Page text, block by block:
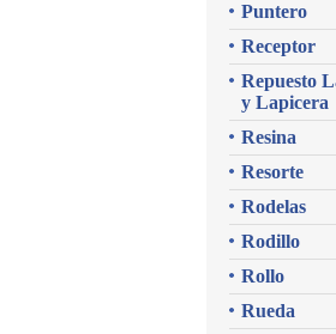
Puntero
Receptor
Repuesto
y Lapicera
Resina
Resorte
Rodelas
Rodillo
Rollo
Rueda